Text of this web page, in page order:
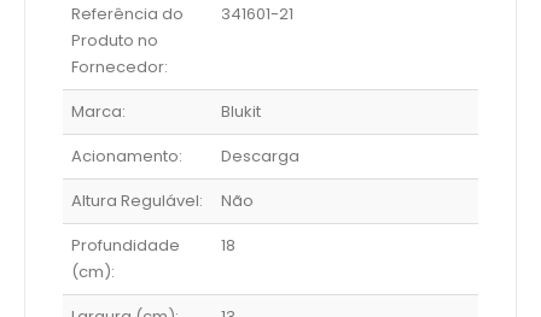
Referência do
Produto no
Fornecedor:
341601-21
Marca:
Blukit
Acionamento:
Descarga
Altura Regulável:
Não
Profundidade
(cm):
18